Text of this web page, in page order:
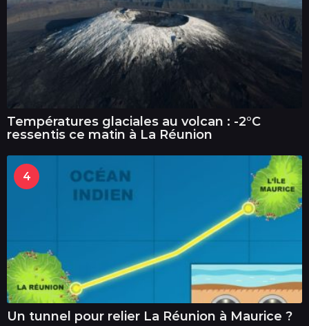
Températures glaciales au volcan : -2°C
ressentis ce matin à La Réunion
4
Un tunnel pour relier La Réunion à Maurice ?